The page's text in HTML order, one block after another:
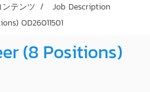
テンツ
Job Description
OD26011501
(8 Positions)